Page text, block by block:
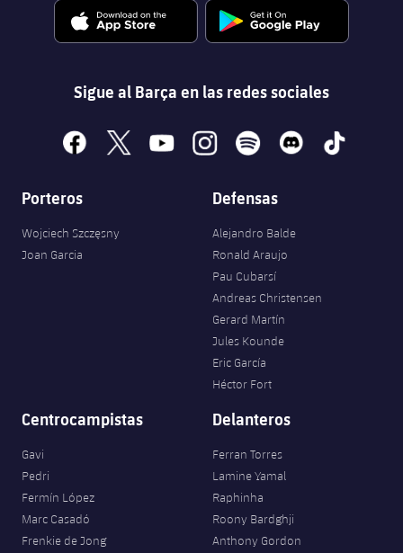
Sigue al Barça en las redes sociales
facebook
x youtubeinstagramspotify discord tiktok
Porteros
Wojciech Szczęsny
Joan Garcia
Defensas
Alejandro Balde
Ronald Araujo
Pau Cubarsí
Andreas Christensen
Gerard Martín
Jules Kounde
Eric García
Héctor Fort
Centrocampistas
Gavi
Pedri
Fermín López
Marc Casadó
Frenkie de Jong
Delanteros
Ferran Torres
Lamine Yamal
Raphinha
Roony Bardghji
Anthony Gordon